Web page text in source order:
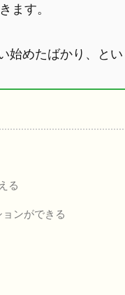
ます。
始めたばかり、と
る
ンができる